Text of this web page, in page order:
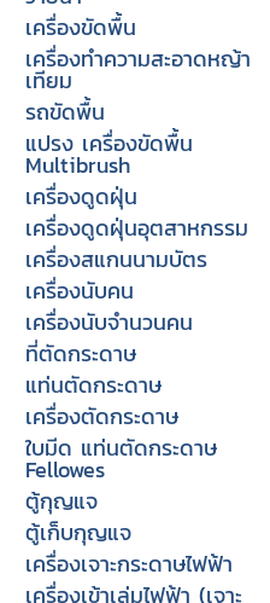
เครื่องขัดพื้น
เครื่องทำความสะอาดหญ้า
เทียม
รถขัดพื้น
แปรง เครื่องขัดพื้น
Multibrush
เครื่องดูดฝุ่น
เครื่องดูดฝุ่นอุตสาหกรรม
เครื่องสแกนนามบัตร
เครื่องนับคน
เครื่องนับจํานวนคน
ที่ตัดกระดาษ
แท่นตัดกระดาษ
เครื่องตัดกระดาษ
ใบมีด แท่นตัดกระดาษ
Fellowes
ตู้กุญแจ
ตู้เก็บกุญแจ
เครื่องเจาะกระดาษไฟฟ้า
เครื่องเข้าเล่มไฟฟ้า (เจาะ